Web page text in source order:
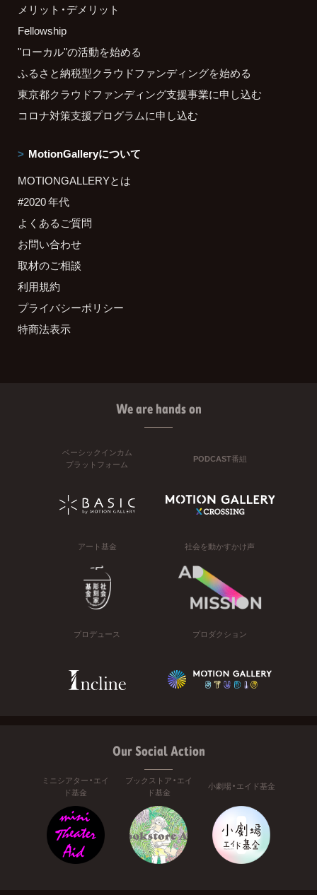
メリット・デメリット
Fellowship
"ローカル"の活動を始める
ふるさと納税型クラウドファンディングを始める
東京都クラウドファンディング支援事業に申し込む
コロナ対策支援プログラムに申し込む
MotionGalleryについて
MOTIONGALLERYとは
#2020 年代
よくあるご質問
お問い合わせ
取材のご相談
利用規約
プライバシーポリシー
特商法表示
We are hands on
ベーシックインカム
プラットフォーム
PODCAST番組
アート基金 社会を動かすかけ声
プロデュース プロダクション
Our Social Action
ミニシアター・エイ
ド基金
ブックストア・エイ
ド基金
小劇場・エイド基金